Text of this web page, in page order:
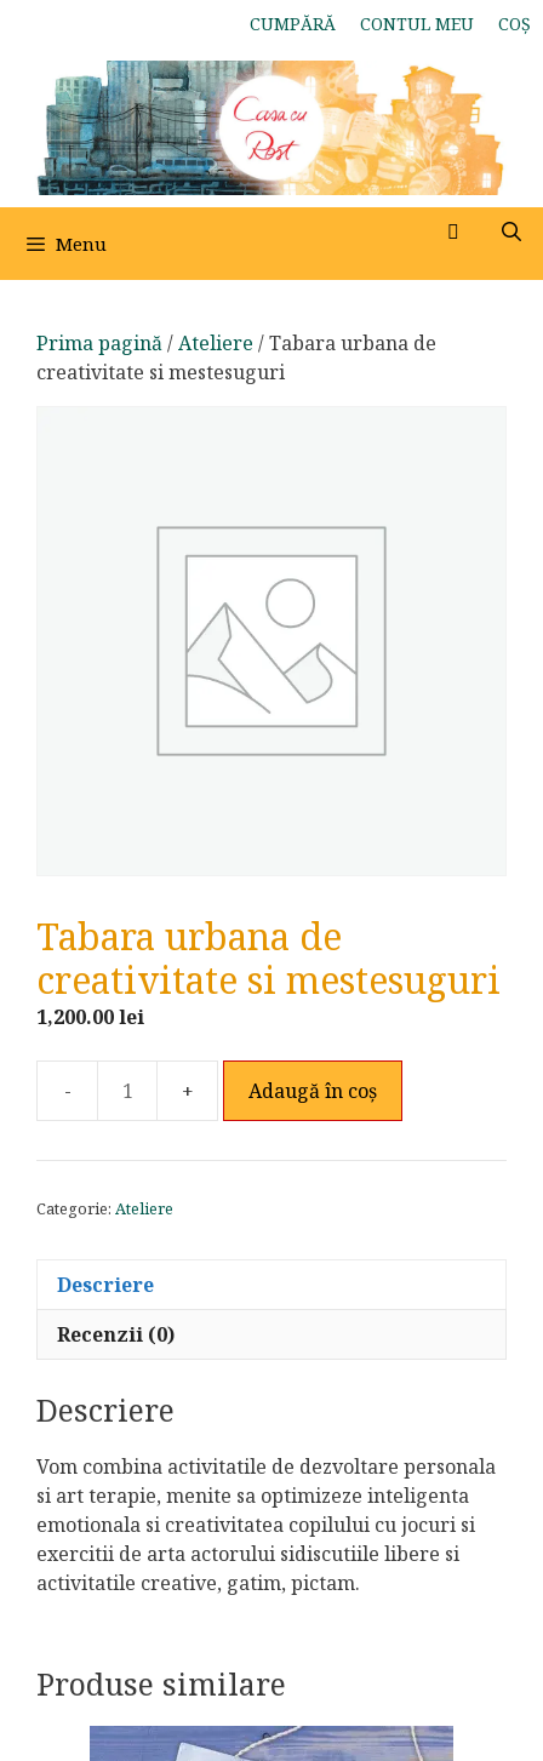
conținut
CUMPĂRĂ CONTUL MEU COȘ
Menu
Prima pagină/Ateliere / Tabara urbana de
creativitate si mestesuguri
Tabara urbana de
creativitate si mestesuguri
1,200.00lei
Cantitate
urbana
Adaugă în coș
Categorie: Ateliere
Descriere
Recenzii (0)
Descriere
Vom combina activitatile de dezvoltare personala
si art terapie, menite sa optimizeze inteligenta
emotionala si creativitatea copilului cu jocuri si
exercitii de arta actorului sidiscutiile libere si
activitatile creative, gatim, pictam.
Produse similare